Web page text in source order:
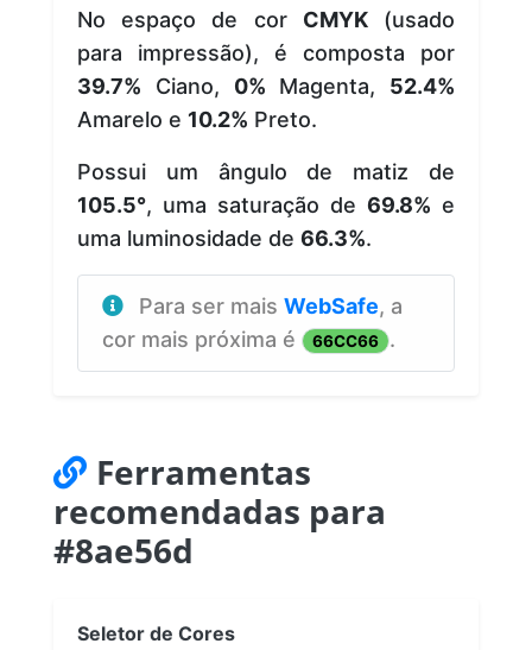
No espaço de cor CMYK(usado
para impressão), é composta por
39.7% Ciano, 0% Magenta, 52.4%
Amarelo e 10.2% Preto.
Possui um ângulo de matiz de
105.5°, uma saturação de 69.8% e
uma luminosidade de 66.3%.
Para ser mais WebSafe, a
cor mais próxima é
66CC66 .
Ferramentas
recomendadas para
#8ae56d
Seletor de Cores